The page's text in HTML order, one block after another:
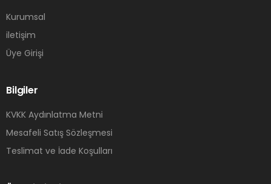
Kurumsal
iletişim
Üye Girişi
Bilgiler
KVKK Aydınlatma Metni
Mesafeli Satış Sözleşmesi
Teslimat ve İade Koşulları